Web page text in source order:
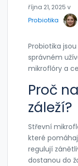
října 21, 2025 v
Probiotika
Probiotika
správném
mikroflóry a
Proč
záleží?
Střevní
které
regulují
dostanou do